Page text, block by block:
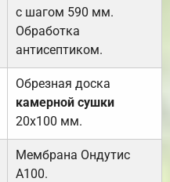
с шагом 590 мм.
Обработка
антисептиком.
Обрезная доска
камерной сушки
20х100 мм.
Мембрана Ондутис
А100.